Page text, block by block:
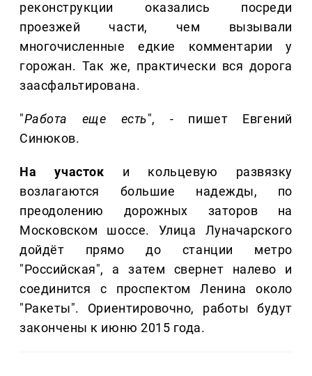
реконструкции оказались посреди
проезжей части, чем вызывали
многочисленные едкие комментарии у
горожан. Так же, практически вся дорога
заасфальтирована.
"Работа еще есть", - пишет Евгений
Синюков.
На участок и кольцевую развязку
возлагаются большие надежды, по
преодолению дорожных заторов на
Московском шоссе. Улица Луначарского
дойдёт прямо до станции метро
"Российская", а затем свернет налево и
соединится с проспектом Ленина около
"Ракеты". Ориентировочно, работы будут
закончены к июню 2015 года.